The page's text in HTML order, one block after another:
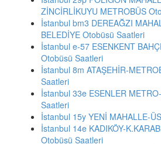
ZİNCİRLİKUYU METROBÜS
İstanbul bm3 DEREAĞZI
BELEDİYE Otobüsü Saatleri
İstanbul e-57 ESENKENT
Otobüsü Saatleri
İstanbul 8m ATAŞEHİR-
Saatleri
İstanbul 33e ESENLER
Saatleri
İstanbul 15y YENİ MAHALLE-
İstanbul 14e KADIKÖY-
Otobüsü Saatleri